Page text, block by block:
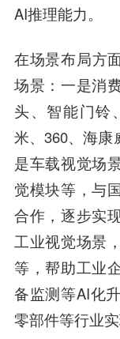
AI推理能力。
在场景布局方
场景： 一是消
头、智能门铃
米、360、海康
是车载视觉场
觉模块等，与
合作，逐步实
工业视觉场景
等，帮助工业
备监测等AI化
零部件等行业实